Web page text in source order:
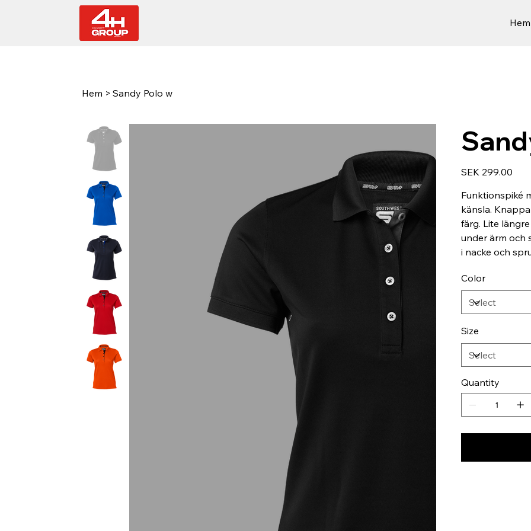
Hem
Hem > Sandy Polo w
Price
SEK 299.00
Funktionspiké
känsla.
färg. Lite
under ärm och
i nacke och
Color
Size
Quantity